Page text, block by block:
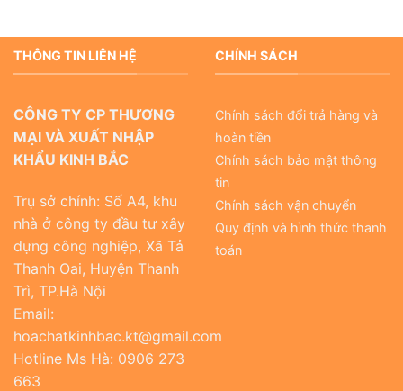
THÔNG TIN LIÊN HỆ
CÔNG TY CP THƯƠNG
MẠI VÀ XUẤT NHẬP
KHẨU KINH BẮC
Trụ sở chính: Số A4, khu
nhà ở công ty đầu tư xây
dựng công nghiệp, Xã Tả
Thanh Oai, Huyện Thanh
Trì, TP.Hà Nội
Email:
hoachatkinhbac.kt@gmail.com
Hotline Ms Hà: 0906 273
663
CHÍNH SÁCH
Chính sách đổi trả hàng và
hoàn tiền
Chính sách bảo mật thông
tin
Chính sách vận chuyển
Quy định và hình thức thanh
toán